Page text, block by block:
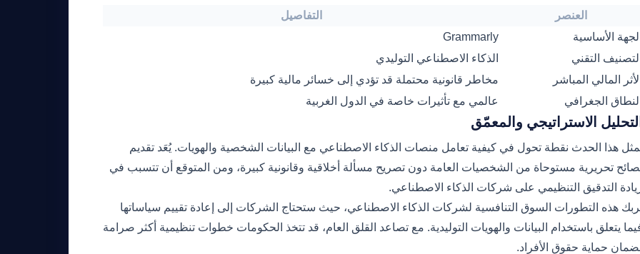
العنصر
التفاصيل
الجهة الأساسية
Grammarly
التصنيف التقني
الذكاء الاصطناعي التوليدي
الأثر المالي المباشر
مخاطر قانونية محتملة قد تؤدي إلى خسائر مالية كبيرة
النطاق الجغرافي
عالمي مع تأثيرات خاصة في الدول الغربية
التحليل الاستراتيجي والمعمّق
هذا الحدث نقطة تحول في كيفية تعامل منصات الذكاء الاصطناعي مع البيانات الشخصية والهويات. يُعَد تقديم
تحريرية مستوحاة من الشخصيات العامة دون تصريح مسألة أخلاقية وقانونية كبيرة، ومن المتوقع أن تتسبب في
التدقيق التنظيمي على شركات الذكاء الاصطناعي.
هذه التطورات السوق التنافسية لشركات الذكاء الاصطناعي، حيث ستحتاج الشركات إلى إعادة تقييم سياساتها
يتعلق باستخدام البيانات والهويات التوليدية. مع تصاعد القلق العام، قد تتخذ الحكومات خطوات تنظيمية أكثر صرامة
حماية حقوق الأفراد.